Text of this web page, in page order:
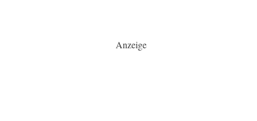
Anzeige